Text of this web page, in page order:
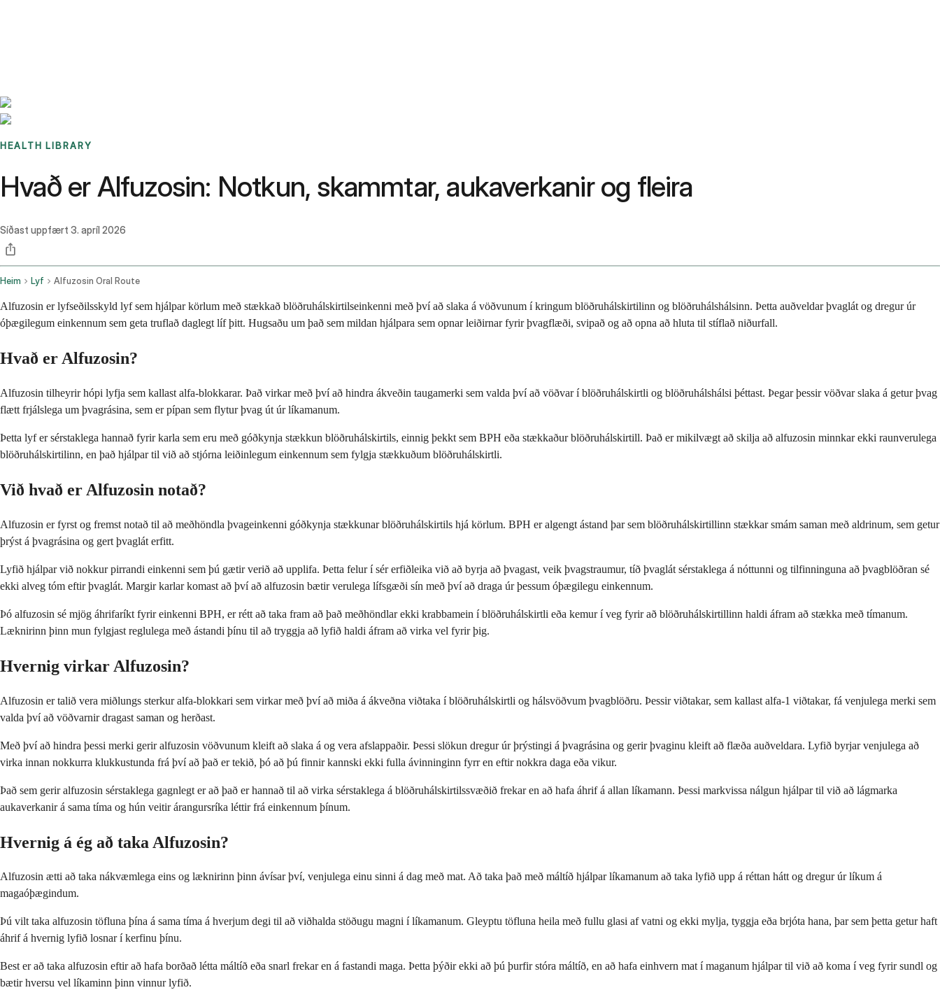
HEALTH LIBRARY
Hvað er Alfuzosin: Notkun, skammtar, aukaverkanir og fleira
Síðast uppfært 3. apríl 2026
Heim Lyf Alfuzosin Oral Route
Alfuzosin er lyfseðilsskyld lyf sem hjálpar körlum með stækkað blöðruhálskirtilseinkenni með því að slaka á vöðvunum í kringum blöðruhálskirtilinn og blöðruhálshálsinn. Þetta auðveldar þvaglát og dregur úr
óþægilegum einkennum sem geta truflað daglegt líf þitt. Hugsaðu um það sem mildan hjálpara sem opnar leiðirnar fyrir þvagflæði, svipað og að opna að hluta til stíflað niðurfall.
Hvað er Alfuzosin?
Alfuzosin tilheyrir hópi lyfja sem kallast alfa-blokkarar. Það virkar með því að hindra ákveðin taugamerki sem valda því að vöðvar í blöðruhálskirtli og blöðruhálshálsi þéttast. Þegar þessir vöðvar slaka á getur þvag
flætt frjálslega um þvagrásina, sem er pípan sem flytur þvag út úr líkamanum.
Þetta lyf er sérstaklega hannað fyrir karla sem eru með góðkynja stækkun blöðruhálskirtils, einnig þekkt sem BPH eða stækkaður blöðruhálskirtill. Það er mikilvægt að skilja að alfuzosin minnkar ekki raunverulega
blöðruhálskirtilinn, en það hjálpar til við að stjórna leiðinlegum einkennum sem fylgja stækkuðum blöðruhálskirtli.
Við hvað er Alfuzosin notað?
Alfuzosin er fyrst og fremst notað til að meðhöndla þvageinkenni góðkynja stækkunar blöðruhálskirtils hjá körlum. BPH er algengt ástand þar sem blöðruhálskirtillinn stækkar smám saman með aldrinum, sem getur
þrýst á þvagrásina og gert þvaglát erfitt.
Lyfið hjálpar við nokkur pirrandi einkenni sem þú gætir verið að upplifa. Þetta felur í sér erfiðleika við að byrja að þvagast, veik þvagstraumur, tíð þvaglát sérstaklega á nóttunni og tilfinninguna að þvagblöðran sé
ekki alveg tóm eftir þvaglát. Margir karlar komast að því að alfuzosin bætir verulega lífsgæði sín með því að draga úr þessum óþægilegu einkennum.
Þó alfuzosin sé mjög áhrifaríkt fyrir einkenni BPH, er rétt að taka fram að það meðhöndlar ekki krabbamein í blöðruhálskirtli eða kemur í veg fyrir að blöðruhálskirtillinn haldi áfram að stækka með tímanum.
Læknirinn þinn mun fylgjast reglulega með ástandi þínu til að tryggja að lyfið haldi áfram að virka vel fyrir þig.
Hvernig virkar Alfuzosin?
Alfuzosin er talið vera miðlungs sterkur alfa-blokkari sem virkar með því að miða á ákveðna viðtaka í blöðruhálskirtli og hálsvöðvum þvagblöðru. Þessir viðtakar, sem kallast alfa-1 viðtakar, fá venjulega merki sem
valda því að vöðvarnir dragast saman og herðast.
Með því að hindra þessi merki gerir alfuzosin vöðvunum kleift að slaka á og vera afslappaðir. Þessi slökun dregur úr þrýstingi á þvagrásina og gerir þvaginu kleift að flæða auðveldara. Lyfið byrjar venjulega að
virka innan nokkurra klukkustunda frá því að það er tekið, þó að þú finnir kannski ekki fulla ávinninginn fyrr en eftir nokkra daga eða vikur.
Það sem gerir alfuzosin sérstaklega gagnlegt er að það er hannað til að virka sérstaklega á blöðruhálskirtilssvæðið frekar en að hafa áhrif á allan líkamann. Þessi markvissa nálgun hjálpar til við að lágmarka
aukaverkanir á sama tíma og hún veitir árangursríka léttir frá einkennum þínum.
Hvernig á ég að taka Alfuzosin?
Alfuzosin ætti að taka nákvæmlega eins og læknirinn þinn ávísar því, venjulega einu sinni á dag með mat. Að taka það með máltíð hjálpar líkamanum að taka lyfið upp á réttan hátt og dregur úr líkum á
magaóþægindum.
Þú vilt taka alfuzosin töfluna þína á sama tíma á hverjum degi til að viðhalda stöðugu magni í líkamanum. Gleyptu töfluna heila með fullu glasi af vatni og ekki mylja, tyggja eða brjóta hana, þar sem þetta getur haft
áhrif á hvernig lyfið losnar í kerfinu þínu.
Best er að taka alfuzosin eftir að hafa borðað létta máltíð eða snarl frekar en á fastandi maga. Þetta þýðir ekki að þú þurfir stóra máltíð, en að hafa einhvern mat í maganum hjálpar til við að koma í veg fyrir sundl og
bætir hversu vel líkaminn þinn vinnur lyfið.